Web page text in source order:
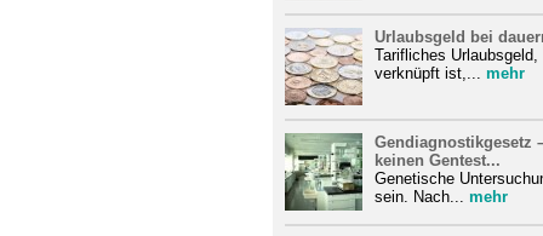
Urlaubsgeld bei
Tarifliches
verknüpft ist,... mehr
Gendiagnostikgesetz
keinen Gentest...
Genetische
sein. Nach... mehr